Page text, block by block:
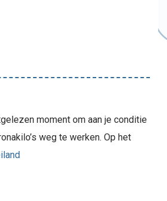
moment om aan je conditie
weg te werken. Op het